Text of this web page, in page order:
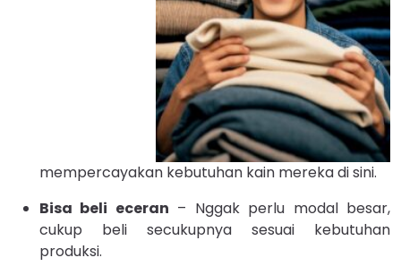
mempercayakan kebutuhan kain mereka di sini.
Bisa beli eceran – Nggak perlu modal besar,
cukup beli secukupnya sesuai kebutuhan
produksi.